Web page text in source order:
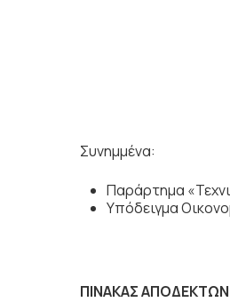
Συνημμένα:
Παράρτημα
Υπόδειγμα
ΠΙΝΑΚΑΣ ΑΠΟΔΕΚΤΩΝ